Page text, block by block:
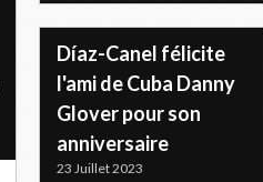
Díaz-Canel félicite
l'ami de Cuba Danny
Glover pour son
anniversaire
23 Juillet 2023